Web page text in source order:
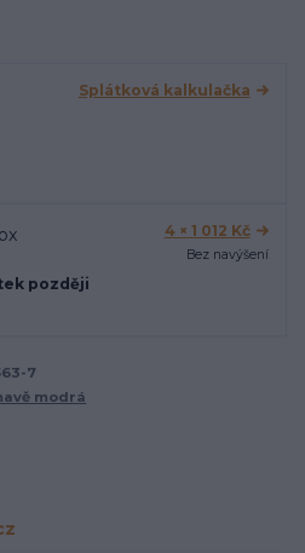
Splátková kalkulačka
4 × 1 012 Kč
Bez navýšení
později
7
modrá